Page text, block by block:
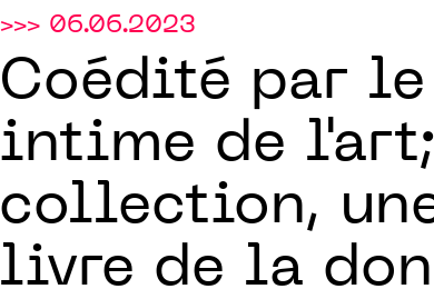
>>> 06.06.2023
Coédité par le
intime de l'art;
collection,
livre de la